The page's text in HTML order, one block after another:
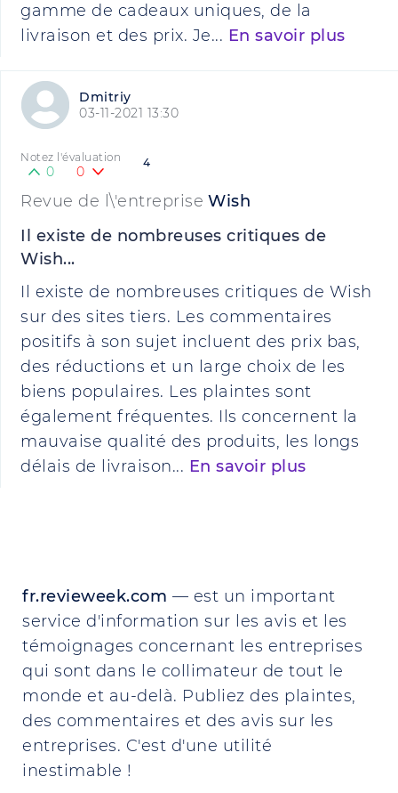
gamme de cadeaux uniques, de la
livraison et des prix. Je... En savoir plus
Dmitriy
03-11-2021 13:30
4
Notez l'évaluation
0 0
Revue de l\'entreprise Wish
Il existe de nombreuses critiques de
Wish...
Il existe de nombreuses critiques de Wish
sur des sites tiers. Les commentaires
positifs à son sujet incluent des prix bas,
des réductions et un large choix de les
biens populaires. Les plaintes sont
également fréquentes. Ils concernent la
mauvaise qualité des produits, les longs
délais de livraison... En savoir plus
fr.revieweek.com — est un important
service d'information sur les avis et les
témoignages concernant les entreprises
qui sont dans le collimateur de tout le
monde et au-delà. Publiez des plaintes,
des commentaires et des avis sur les
entreprises. C'est d'une utilité
inestimable !